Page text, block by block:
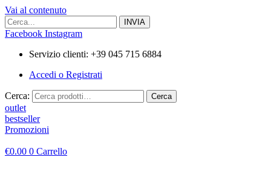
Vai al contenuto
Facebook Instagram
Servizio clienti: +39 045 715 6884
Accedi o Registrati
Cerca: Cerca
outlet
bestseller
Promozioni
€0.00 0 Carrello